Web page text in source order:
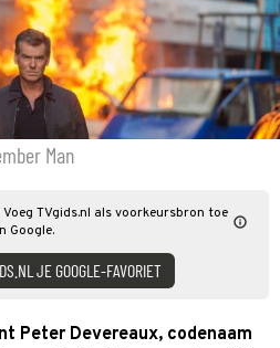
Man
TVgids.nl als voorkeursbron toe
Google.
JE GOOGLE-FAVORIET
Peter Devereaux, codenaam